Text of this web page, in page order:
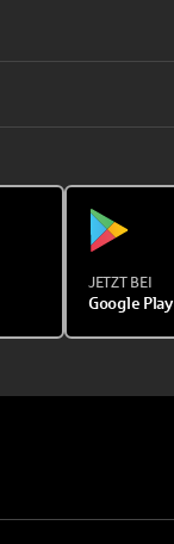
JETZT BEI
Google Play